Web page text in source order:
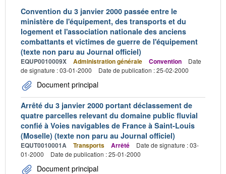
Convention du 3 janvier 2000 passée entre le
ministère de l'équipement, des transports et du
logement et l'association nationale des anciens
combattants et victimes de guerre de l'équipement
(texte non paru au Journal officiel)
EQUP0010009X Administration générale Convention
Date
de signature : 03-01-2000
Date de publication : 25-02-2000
Document principal
Arrêté du 3 janvier 2000 portant déclassement de
quatre parcelles relevant du domaine public fluvial
confié à Voies navigables de France à Saint-Louis
(Moselle) (texte non paru au Journal officiel)
EQUT0010001A Transports Arrêté
Date de signature : 03-
01-2000
Date de publication : 25-01-2000
Document principal